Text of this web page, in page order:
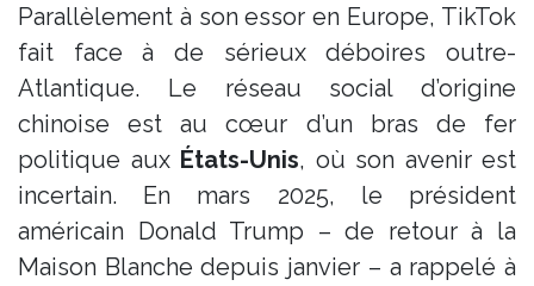
Parallèlement à son essor en Europe, TikTok
fait face à de sérieux déboires outre-
Atlantique. Le réseau social d’origine
chinoise est au cœur d’un bras de fer
politique aux États-Unis, où son avenir est
incertain. En mars 2025, le président
américain Donald Trump – de retour à la
Maison Blanche depuis janvier – a rappelé à